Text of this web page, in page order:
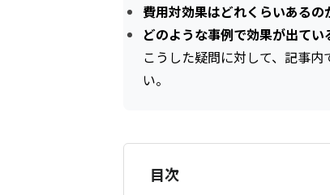
費用対効果はどれくらいあるの
どのような事例で効果が出てい
こうした疑問に対して、記事
い。
目次